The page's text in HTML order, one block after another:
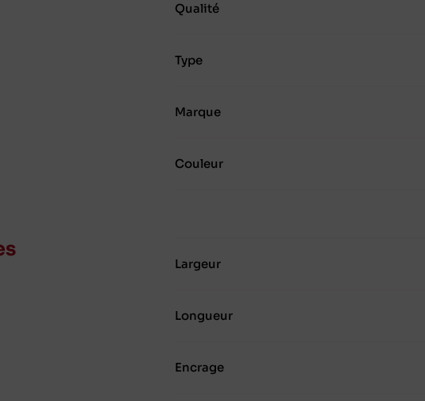
Qualité
Type
Marque
Couleur
Largeur
Longueur
Encrage